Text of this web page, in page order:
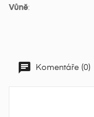
Vůně:
Komentáře (0)